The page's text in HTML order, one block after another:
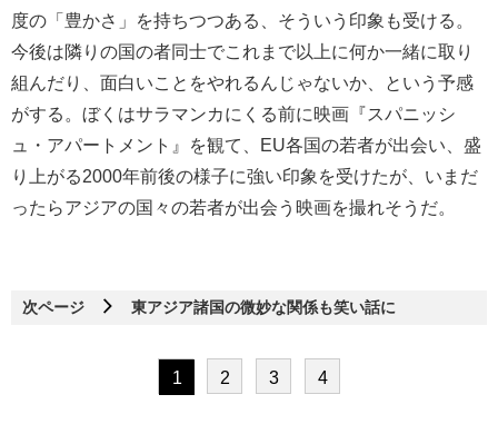
度の「豊かさ」を持ちつつある、そういう印象も受ける。
今後は隣りの国の者同士でこれまで以上に何か一緒に取り
組んだり、面白いことをやれるんじゃないか、という予感
がする。ぼくはサラマンカにくる前に映画『スパニッシ
ュ・アパートメント』を観て、EU各国の若者が出会い、盛
り上がる2000年前後の様子に強い印象を受けたが、いまだ
ったらアジアの国々の若者が出会う映画を撮れそうだ。
次ページ 東アジア諸国の微妙な関係も笑い話に
1 2 3 4